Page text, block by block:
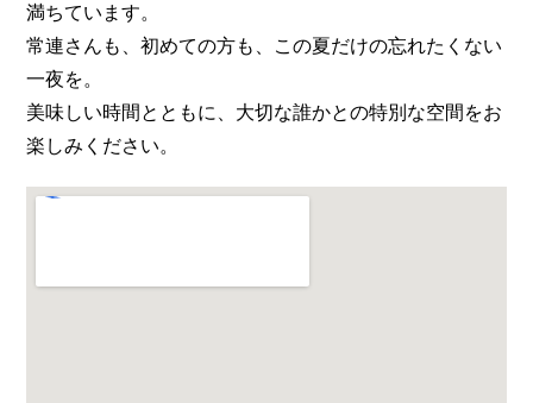
満ちています。
常連さんも、初めての方も、この夏だけの忘れたくない
一夜を。
美味しい時間とともに、大切な誰かとの特別な空間をお
楽しみください。